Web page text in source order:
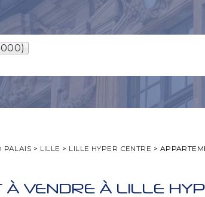
PALAIS > LILLE > LILLE HYPER CENTRE >
VENDRE À LILLE